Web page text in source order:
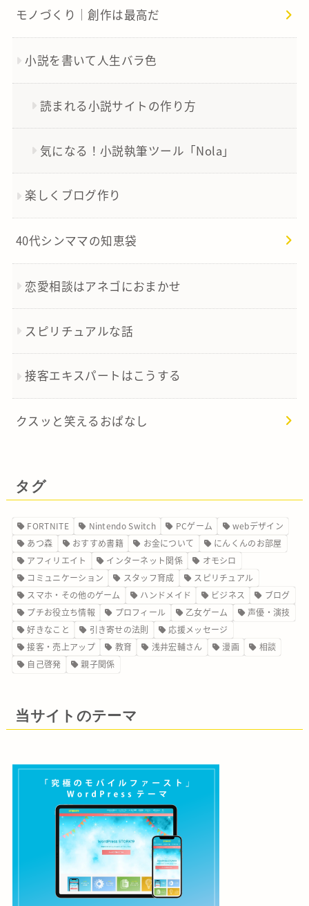
モノづくり｜創作は最高だ
小説を書いて人生バラ色
読まれる小説サイトの作り方
気になる！小説執筆ツール「Nola」
楽しくブログ作り
40代シンママの知恵袋
恋愛相談はアネゴにおまかせ
スピリチュアルな話
接客エキスパートはこうする
クスッと笑えるおぱなし
タグ
FORTNITE Nintendo Switch PCゲーム
webデザイン
あつ森
おすすめ書籍 お金について
にんくんのお部屋
アフィリエイト
インターネット関係
オモシロ
コミュニケーション
スタッフ育成
スピリチュアル
スマホ・その他のゲーム
ハンドメイド ビジネス
ブログ
プチお役立ち情報
プロフィール 乙女ゲーム
声優・演技
好きなこと
引き寄せの法則
応援メッセージ
接客・売上アップ
教育 浅井宏輔さん 漫画
相談
自己啓発
親子関係
当サイトのテーマ